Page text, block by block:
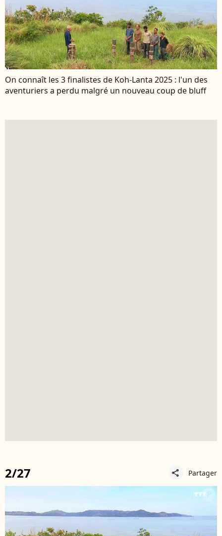
On connaît les 3 finalistes de Koh-Lanta 2025 : l'un des
aventuriers a perdu malgré un nouveau coup de bluff
2/27 share Partager